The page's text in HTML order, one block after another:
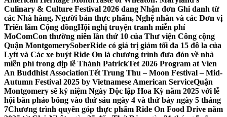
Culinary & Culture Festival 2026 đang Nhận đơn Ghi danh từ
các Nhà hàng, Người bán thực phẩm, Nghệ nhân và các Đơn vị
Triển lãm Cộng đồngHội nghị truyện tranh miễn phí
MoComCon thường niên lần thứ 10 của Thư viện Công cộng
Quận MontgomerySoberRide có giá trị giảm tối đa 15 đô la của
Lyft và Các xe buýt Ride On là chương trình đưa đón về nhà
miễn phí trong dịp lễ Thánh PatrickTet 2026 Program at Vien
An Buddhist AssociationTết Trung Thu – Moon Festival – Mid-
Autumn Festival 2025 by Vietnamese American ServiceQuận
Montgomery sẽ kỷ niệm Ngày Độc lập Hoa Kỳ năm 2025 với lễ
hội bắn pháo bông vào thứ sáu ngày 4 và thứ bảy ngày 5 tháng
7Chương trình quyên góp thực phẩm Ride On Food Drive năm